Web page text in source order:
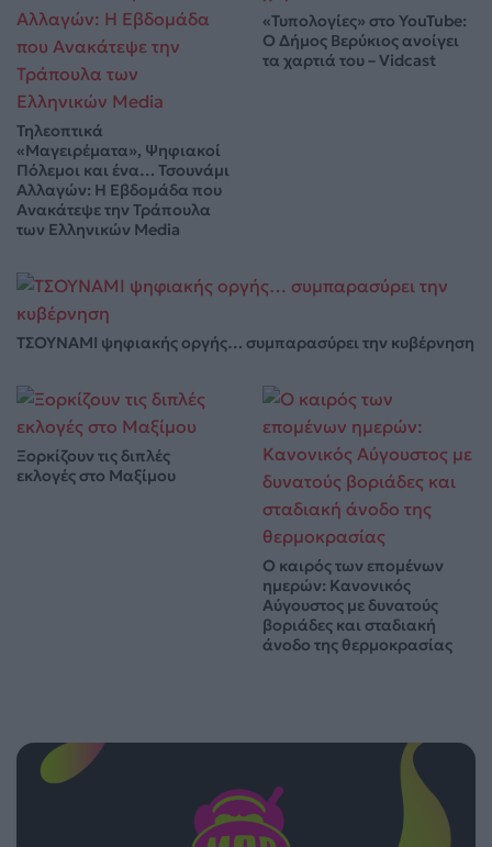
Τηλεοπτικά
«Μαγειρέματα», Ψηφιακοί
Πόλεμοι και ένα… Τσουνάμι
Αλλαγών: Η Εβδομάδα που
Ανακάτεψε την Τράπουλα
των Ελληνικών Media
«Τυπολογίες» στο YouTube:
Ο Δήμος Βερύκιος ανοίγει
τα χαρτιά του – Vidcast
ΤΣΟΥΝΑΜΙ ψηφιακής οργής… συμπαρασύρει την κυβέρνηση
Ξορκίζουν τις διπλές
εκλογές στο Μαξίμου
Ο καιρός των επομένων
ημερών: Κανονικός
Αύγουστος με δυνατούς
βοριάδες και σταδιακή
άνοδο της θερμοκρασίας